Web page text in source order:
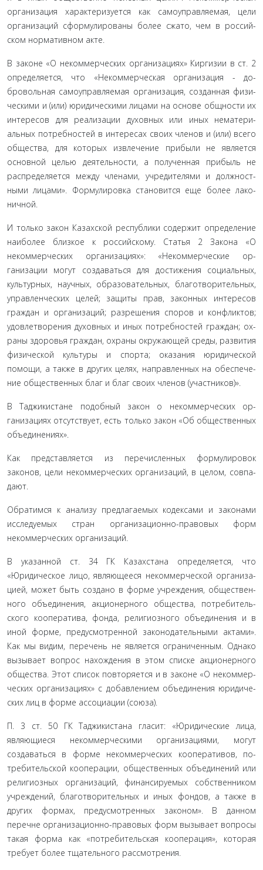
организация характеризуется как самоуправляемая, цели
организаций сформулированы более сжато, чем в россий­
ском нормативном акте.
В законе «О некоммерческих организациях» Киргизии в ст. 2
определяется, что «Некоммерческая организация - до­
бровольная самоуправляемая организация, созданная физи­
ческими и (или) юридическими лицами на основе общности их
интересов для реализации духовных или иных нематери­
альных потребностей в интересах своих членов и (или) все­го
общества, для которых извлечение прибыли не является
основной целью деятельности, а полученная прибыль не
распределяется между членами, учредителями и должност­
ными лицами». Формулировка становится еще более лако­
ничной.
И только закон Казахской республики содержит опре­деление
наиболее близкое к российскому. Статья 2 Закона «О
некоммерческих организациях»: «Некоммерческие ор­
ганизации могут создаваться для достижения социальных,
культурных, научных, образовательных, благотворительных,
управленческих целей; защиты прав, законных интересов
граждан и организаций; разрешения споров и конфликтов;
удовлетворения духовных и иных потребностей граждан; ох­
раны здоровья граждан, охраны окружающей среды, разви­тия
физической культуры и спорта; оказания юридической
помощи, а также в других целях, направленных на обеспече­
ние общественных благ и благ своих членов (участников)».
В Таджикистане подобный закон о некоммерческих ор­
ганизациях отсутствует, есть только закон «Об общественных
объединениях».
Как представляется из перечисленных формулировок
законов, цели некоммерческих организаций, в целом, совпа­
дают.
Обратимся к анализу предлагаемых кодексами и зако­нами
исследуемых стран организационно-правовых форм
некоммерческих организаций.
В указанной ст. 34 ГК Казахстана определяется, что
«Юридическое лицо, являющееся некоммерческой организа­
цией, может быть создано в форме учреждения, обществен­
ного объединения, акционерного общества, потребитель­
ского кооператива, фонда, религиозного объединения и в
иной форме, предусмотренной законодательными актами».
Как мы видим, перечень не является ограниченным. Однако
вызывает вопрос нахождения в этом списке акционерного
общества. Этот список повторяется и в законе «О некоммер­
ческих организациях» с добавлением объединения юридиче­
ских лиц в форме ассоциации (союза).
П. 3 ст. 50 ГК Таджикистана гласит: «Юридические лица,
являющиеся некоммерческими организациями, мо­гут
создаваться в форме некоммерческих кооперативов, по­
требительской кооперации, общественных объединений или
религиозных организаций, финансируемых собственником
учреждений, благотворительных и иных фондов, а также в
других формах, предусмотренных законом». В данном
перечне организационно-правовых форм вызывает вопро­сы
такая форма как «потребительская кооперация», которая
требует более тщательного рассмотрения.